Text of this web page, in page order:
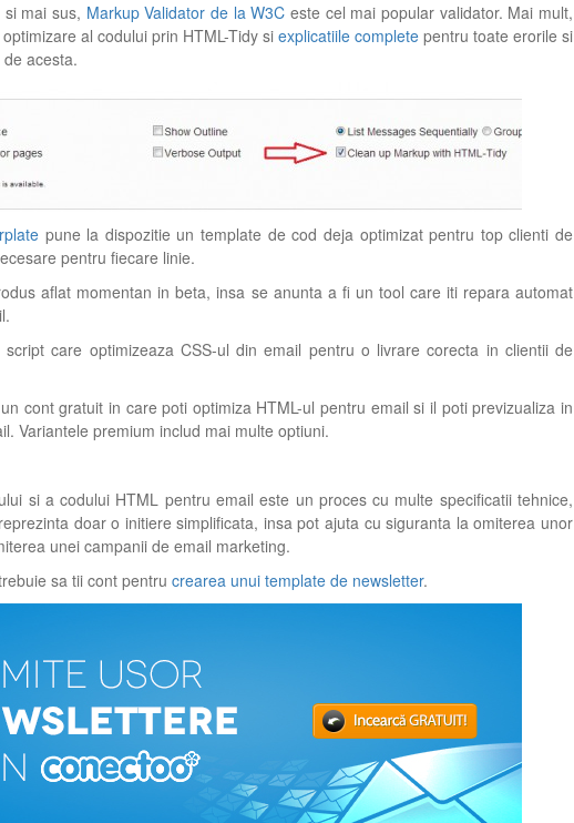
mai sus, Markup Validator de la W3C este cel mai popular validator. Mai mult,
al codului prin HTML-Tidy si explicatiile complete pentru toate erorile si
acesta.
pune la dispozitie un template de cod deja optimizat pentru top clienti de
pentru fiecare linie.
aflat momentan in beta, insa se anunta a fi un tool care iti repara automat
script care optimizeaza CSS-ul din email pentru o livrare corecta in clientii de
cont gratuit in care poti optimiza HTML-ul pentru email si il poti previzualiza in
Variantele premium includ mai multe optiuni.
si a codului HTML pentru email este un proces cu multe specificatii tehnice,
doar o initiere simplificata, insa pot ajuta cu siguranta la omiterea unor
unei campanii de email marketing.
sa tii cont pentru crearea unui template de newsletter.